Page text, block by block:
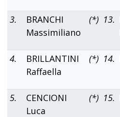
3.
BRANCHI
Massimiliano
(*) 13.
4.
BRILLANTINI
Raffaella
(*) 14.
5.
CENCIONI
Luca
(*) 15.